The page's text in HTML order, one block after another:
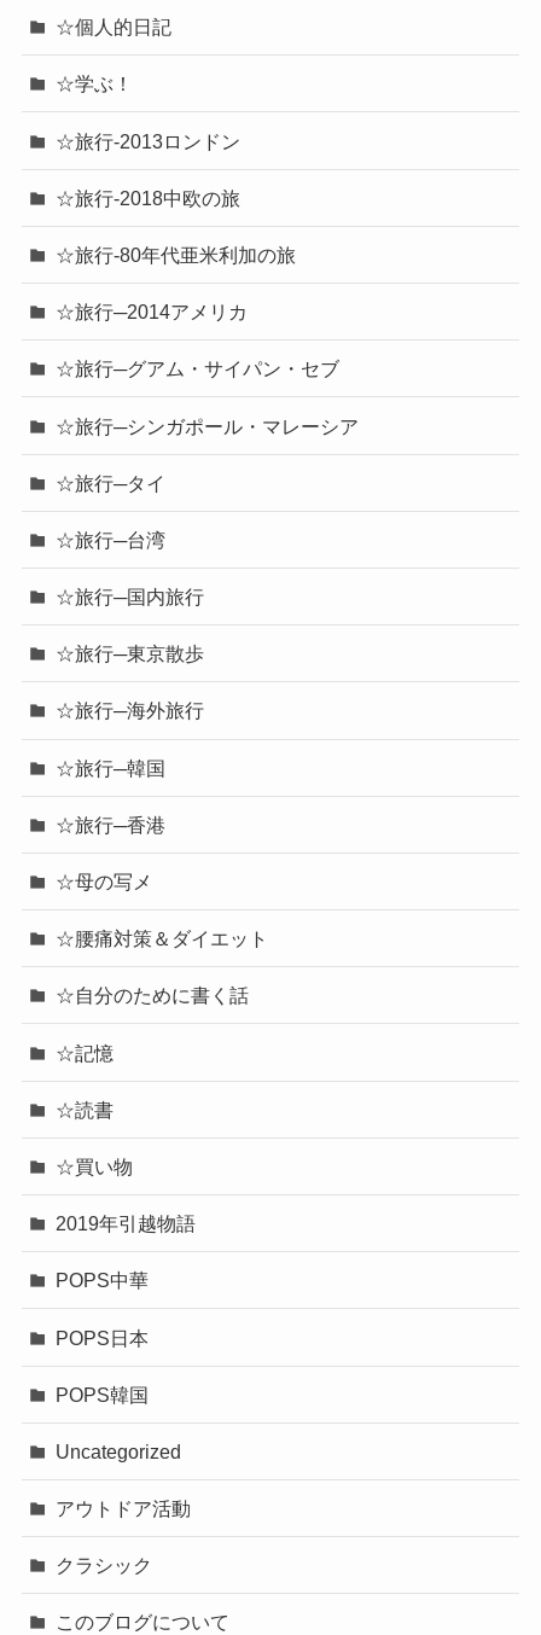
☆個人的日記
☆学ぶ！
☆旅行-2013ロンドン
☆旅行-2018中欧の旅
☆旅行-80年代亜米利加の旅
☆旅行─2014アメリカ
☆旅行─グアム・サイパン・セブ
☆旅行─シンガポール・マレーシア
☆旅行─タイ
☆旅行─台湾
☆旅行─国内旅行
☆旅行─東京散歩
☆旅行─海外旅行
☆旅行─韓国
☆旅行─香港
☆母の写メ
☆腰痛対策＆ダイエット
☆自分のために書く話
☆記憶
☆読書
☆買い物
2019年引越物語
POPS中華
POPS日本
POPS韓国
Uncategorized
アウトドア活動
クラシック
このブログについて